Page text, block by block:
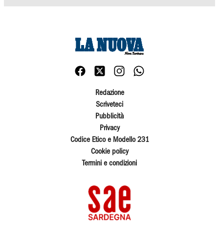
Redazione
Scriveteci
Pubblicità
Privacy
Codice Etico e Modello 231
Cookie policy
Termini e condizioni